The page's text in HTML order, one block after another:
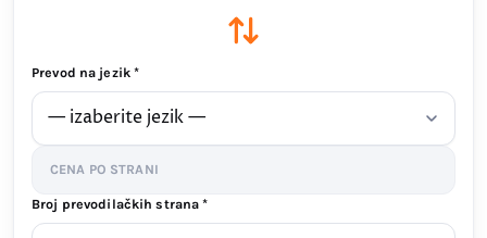
Prevod na jezik *
CENA PO STRANI
Broj prevodilačkih strana *